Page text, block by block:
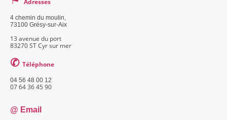
Adresses
4 chemin du moulin,
73100 Grésy-sur-Aix
13 avenue du port
83270 ST Cyr sur mer
✆ Téléphone
04 56 48 00 12
07 64 36 45 90
@ Email